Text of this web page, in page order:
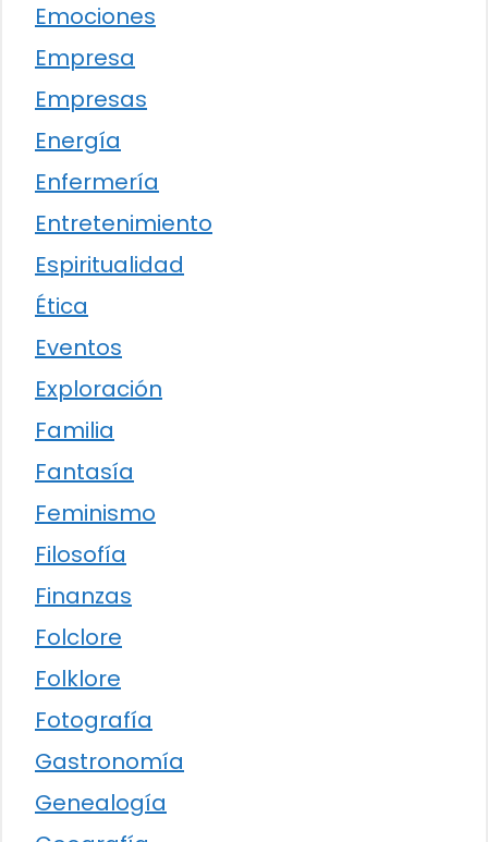
Emociones
Empresa
Empresas
Energía
Enfermería
Entretenimiento
Espiritualidad
Ética
Eventos
Exploración
Familia
Fantasía
Feminismo
Filosofía
Finanzas
Folclore
Folklore
Fotografía
Gastronomía
Genealogía